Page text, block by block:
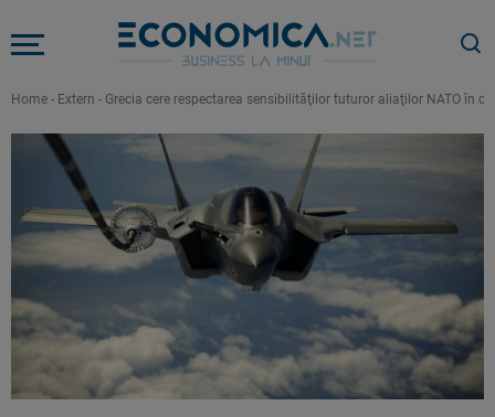
Home - Extern - Grecia cere respectarea sensibilităţilor tuturor aliaţilor NATO în